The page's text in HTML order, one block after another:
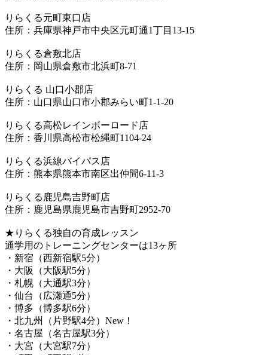
りらくる元町東口店
住所：兵庫県神戸市中央区元町通1丁目13-15
りらくる倉敷北店
住所：岡山県倉敷市北浜町8-71
りらくる 山口小郡店
住所：山口県山口市小郡みらい町1-1-20
りらくる高松レインボーロード店
住所：香川県高松市松縄町1104-24
りらくる浜線バイパス店
住所：熊本県熊本市南区出仲間6-11-3
りらくる鹿児島吉野町店
住所：鹿児島県鹿児島市吉野町2952-70
★りらくる独自の育成レッスン
通学用のトレーニングセンターは13ヶ所
・新宿（西新宿駅5分）
・大阪（大阪駅5分）
・札幌（大通駅3分）
・仙台（広瀬通5分）
・博多（博多駅6分）
・北九州（片野駅4分）New！
・名古屋（名古屋駅3分）
・大宮（大宮駅7分）